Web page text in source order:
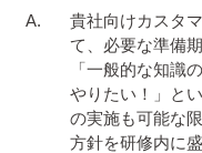
貴社向けカスタ
て、必要な準備
「一般的な知識
やりたい！」と
の実施も可能な
方針を研修内に